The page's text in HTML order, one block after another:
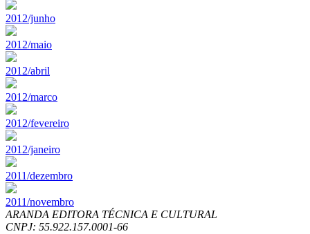
2012/junho
2012/maio
2012/abril
2012/marco
2012/fevereiro
2012/janeiro
2011/dezembro
2011/novembro
ARANDA EDITORA TÉCNICA E CULTURAL
CNPJ: 55.922.157.0001-66